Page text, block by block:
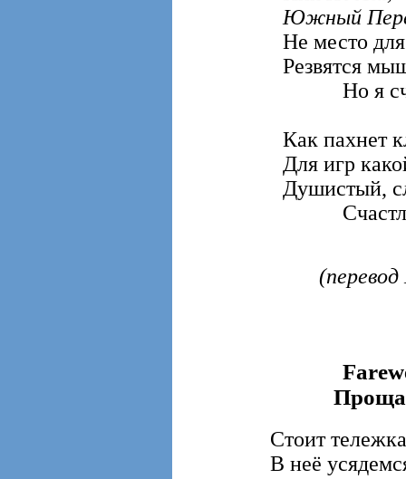
Южный
Не место
Резвятся
Но я
Как пахнет
Для игр
Душистый,
Стоит
В неё